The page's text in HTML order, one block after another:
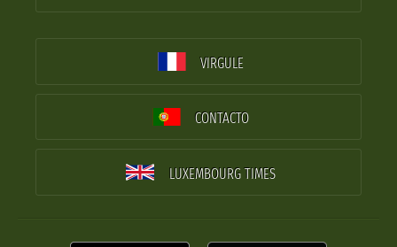
VIRGULE
CONTACTO
LUXEMBOURG TIMES